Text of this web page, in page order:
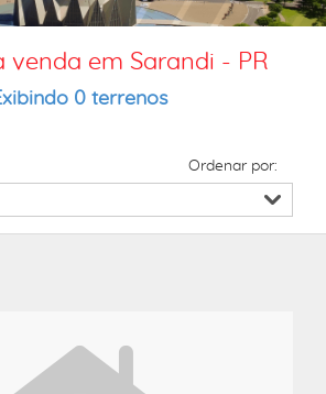
venda em Sarandi - PR
0 terrenos
Ordenar por: